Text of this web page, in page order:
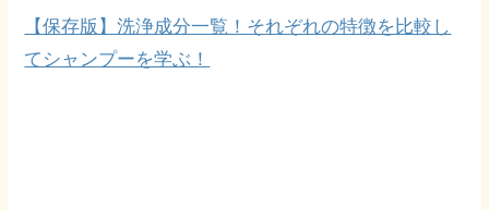
【保存版】洗浄成分一覧！それぞれの特徴を比較し
てシャンプーを学ぶ！